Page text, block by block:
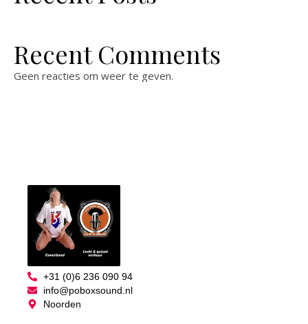
Recent Comments
Geen reacties om weer te geven.
+31 (0)6 236 090 94
info@poboxsound.nl
Noorden